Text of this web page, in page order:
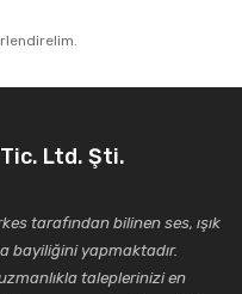
Ltd. Şti.
tarafından bilinen ses, ışık
bayiliğini yapmaktadır.
taleplerinizi en